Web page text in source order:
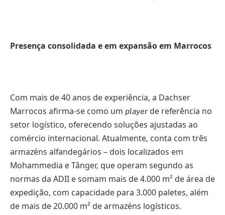
Presença consolidada e em expansão em Marrocos
Com mais de 40 anos de experiência, a Dachser
Marrocos afirma-se como um player de referência no
setor logístico, oferecendo soluções ajustadas ao
comércio internacional. Atualmente, conta com três
armazéns alfandegários – dois localizados em
Mohammedia e Tânger, que operam segundo as
normas da ADII e somam mais de 4.000 m² de área de
expedição, com capacidade para 3.000 paletes, além
de mais de 20.000 m² de armazéns logísticos.